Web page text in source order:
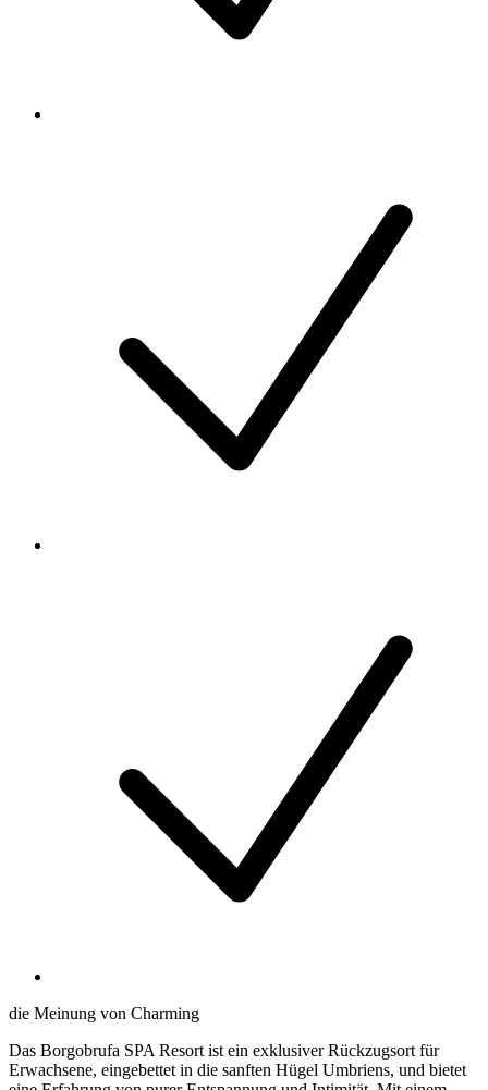
die Meinung von Charming
Das Borgobrufa SPA Resort ist ein exklusiver Rückzugsort für
Erwachsene, eingebettet in die sanften Hügel Umbriens, und bietet